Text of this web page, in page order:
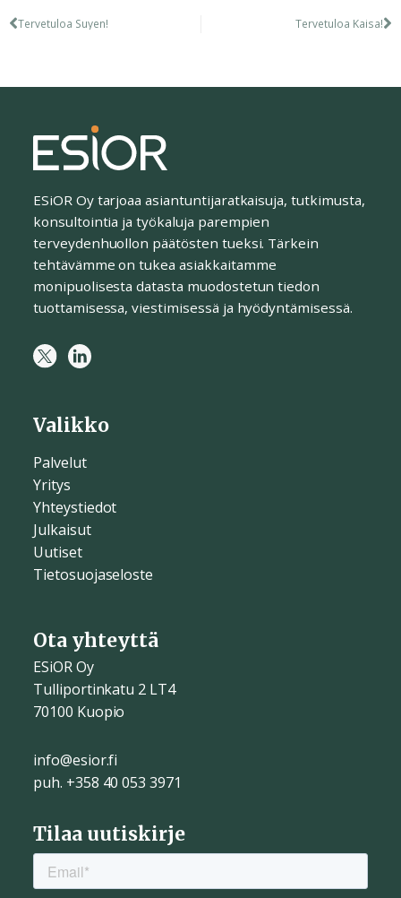
Tervetuloa Suyen! Tervetuloa Kaisa!
ESiOR Oy tarjoaa asiantuntijaratkaisuja, tutkimusta,
konsultointia ja työkaluja parempien
terveydenhuollon päätösten tueksi. Tärkein
tehtävämme on tukea asiakkaitamme
monipuolisesta datasta muodostetun tiedon
tuottamisessa, viestimisessä ja hyödyntämisessä.
Valikko
Palvelut
Yritys
Yhteystiedot
Julkaisut
Uutiset
Tietosuojaseloste
Ota yhteyttä
ESiOR Oy
Tulliportinkatu 2 LT4
70100 Kuopio
info@esior.fi
puh. +358 40 053 3971
Tilaa uutiskirje